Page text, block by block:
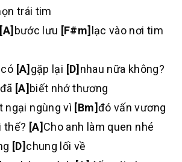
trái tim
[A] bước lưu [F#m] lạc vào nơi tim
[A] gặp lại [D] nhau nữa không?
[A] biết nhớ thương
ngại ngùng vì [Bm]đó vấn vương
thế? [A] Cho anh làm quen nhé
[D] chung lối về